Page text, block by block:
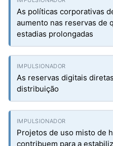
As políticas corporativas
aumento nas reservas de
estadias prolongadas
As reservas digitais
distribuição
Projetos de uso misto de
contribuem para a